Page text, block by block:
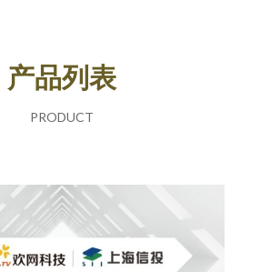
产品列表
PRODUCT